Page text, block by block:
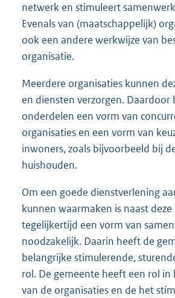
netwerk en stimuleert
Evenals van (maatschappelijk)
ook een andere werkwijze van
organisatie.
Meerdere organisaties kunnen
en diensten verzorgen. Daardoor
onderdelen een vorm van
organisaties en een vorm van
inwoners, zoals bijvoorbeeld bij
huishouden.
Om een goede dienstverlening
kunnen waarmaken is naast
tegelijkertijd een vorm van
noodzakelijk. Daarin heeft de
belangrijke stimulerende,
rol. De gemeente heeft een rol in
van de organisaties en de het